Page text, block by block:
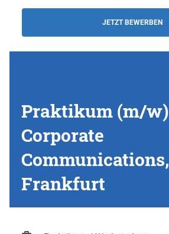
JETZT BEWERBEN
Praktikum (m/w)
Corporate
Communications,
Frankfurt